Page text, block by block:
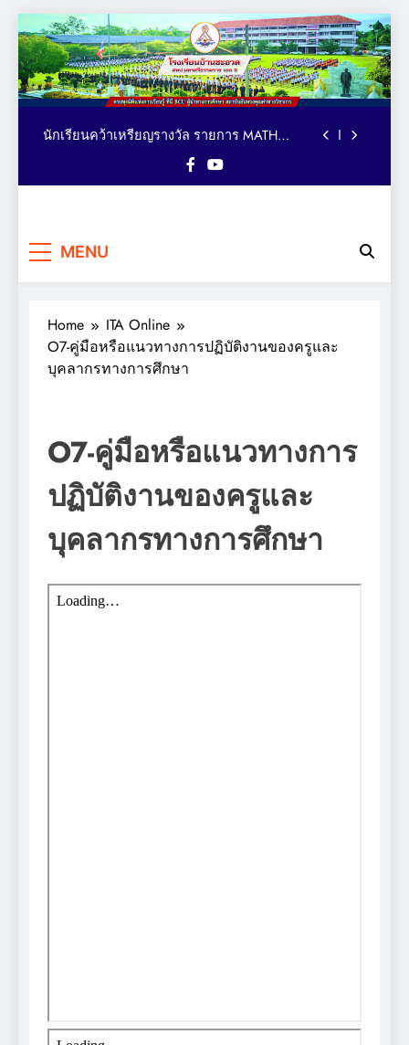
Skip
to
contentตารางอาหารกลางวัน โรงเรียนบ้านชะอวด วัน
ที่ 3-7 สิงหาคม 2569
คณะผู้บริหาร เยี่ยม ติดตาม ให้กำลังใจ การจัด
กิจกรรมเทควันโด ของนักเรียนหลักสูตรภาษา
อังกฤษ MEP : Bancha-uat School
นักเรียนคว้าเหรียญรางวัล รายการ MATH
มอบถ้วยรางวัล เหรียญรางวัล และเกียรติบัตร
แก่นักเรียน รายการมหกรรมกีฬาวิชาการเพื่อ
คณะผู้บริหาร เยี่ยม ติดตาม ให้กำลังใจ การจัด
กิจกรรมเทควันโด ของนักเรียนหลักสูตรภาษา
อังกฤษ MEP : Bancha-uat School
นักเรียนคว้าเหรียญรางวัล รายการ MATH
ระดับประเทศ
มอบถ้วยรางวัล เหรียญรางวัล และเกียรติบัตร
แก่นักเรียน รายการมหกรรมกีฬาวิชาการเพื่อ
การศึกษาระดับประเทศ VTEA V-UP+ SUPREME
KST LOGIC GAMES 2026
ตารางอาหารกลางวัน โรงเรียนบ้านชะอวด วัน
ที่ 3-7 สิงหาคม 2569
บ้านชะอวด
MENU
Home
ITA Online
O7-คู่มือหรือแนวทางการปฏิบัติงานของครูและ
บุคลากรทางการศึกษา
O7-คู่มือหรือแนวทางการ
ปฏิบัติงานของครูและ
บุคลากรทางการศึกษา